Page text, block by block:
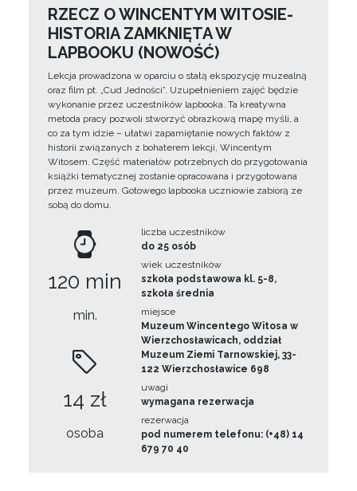
RZECZ O WINCENTYM WITOSIE-
HISTORIA ZAMKNIĘTA W
LAPBOOKU (NOWOŚĆ)
Lekcja prowadzona w oparciu o stałą ekspozycję muzealną
oraz film pt. „Cud Jedności”. Uzupełnieniem zajęć będzie
wykonanie przez uczestników lapbooka. Ta kreatywna
metoda pracy pozwoli stworzyć obrazkową mapę myśli, a
co za tym idzie – ułatwi zapamiętanie nowych faktów z
historii związanych z bohaterem lekcji, Wincentym
Witosem. Część materiałów potrzebnych do przygotowania
książki tematycznej zostanie opracowana i przygotowana
przez muzeum. Gotowego lapbooka uczniowie zabiorą ze
sobą do domu.
120 min
min.
14 zł
osoba
liczba uczestników
do 25 osób
wiek uczestników
szkoła podstawowa kl. 5-8,
szkoła średnia
miejsce
Muzeum Wincentego Witosa w
Wierzchosławicach, oddział
Muzeum Ziemi Tarnowskiej, 33-
122 Wierzchosławice 698
uwagi
wymagana rezerwacja
rezerwacja
pod numerem telefonu: (+48) 14
679 70 40